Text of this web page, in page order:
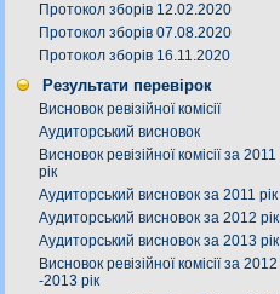
Протокол зборів 12.02.2020
Протокол зборів 07.08.2020
Протокол зборів 16.11.2020
Результати перевірок
Висновок ревізійної комісії
Аудиторський висновок
Висновок ревізійної комісії за 2011
рік
Аудиторський висновок за 2011 рік
Аудиторський висновок за 2012 рік
Аудиторський висновок за 2013 рік
Висновок ревізійної комісії за 2012
-2013 рік